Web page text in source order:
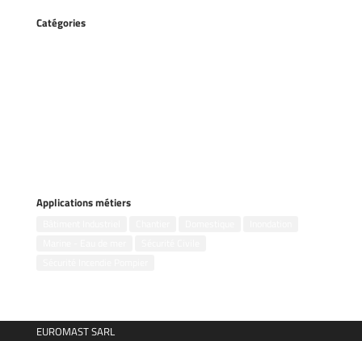
Catégories
Applications métiers
EUROMAST SARL